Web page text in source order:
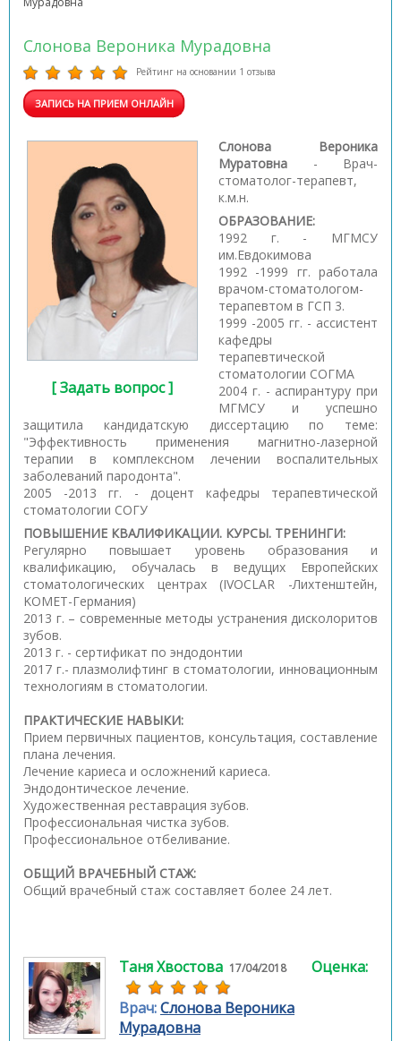
Слонова Вероника Мурадовна
Рейтинг на основании 1 отзыва
ЗАПИСЬ НА ПРИЕМ ОНЛАЙН
[ Задать вопрос ]
Слонова Вероника
Муратовна - Врач-
стоматолог-терапевт,
к.м.н.
ОБРАЗОВАНИЕ:
1992 г. - МГМСУ
им.Евдокимова
1992 -1999 гг. работала
врачом-стоматологом-
терапевтом в ГСП 3.
1999 -2005 гг. - ассистент
кафедры
терапевтической
стоматологии СОГМА
2004 г. - аспирантуру при
МГМСУ и успешно
защитила кандидатскую диссертацию по теме:
"Эффективность применения магнитно-лазерной
терапии в комплексном лечении воспалительных
заболеваний пародонта".
2005 -2013 гг. - доцент кафедры терапевтической
стоматологии СОГУ
ПОВЫШЕНИЕ КВАЛИФИКАЦИИ. КУРСЫ. ТРЕНИНГИ:
Регулярно повышает уровень образования и
квалификацию, обучалась в ведущих Европейских
стоматологических центрах (IVOCLAR -Лихтенштейн,
KОMET-Германия)
2013 г. – современные методы устранения дисколоритов
зубов.
2013 г. - сертификат по эндодонтии
2017 г.- плазмолифтинг в стоматологии, инновационным
технологиям в стоматологии.
ПРАКТИЧЕСКИЕ НАВЫКИ:
Прием первичных пациентов, консультация, составление
плана лечения.
Лечение кариеса и осложнений кариеса.
Эндодонтическое лечение.
Художественная реставрация зубов.
Профессиональная чистка зубов.
Профессиональное отбеливание.
ОБЩИЙ ВРАЧЕБНЫЙ СТАЖ:
Общий врачебный стаж составляет более 24 лет.
Таня Хвостова 17/04/2018 Оценка:
Врач:Слонова Вероника
Мурадовна